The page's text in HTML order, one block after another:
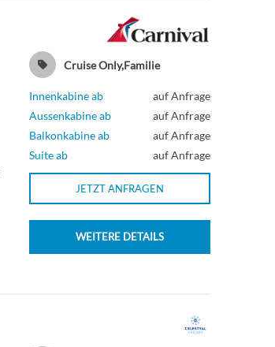
Cruise Only,Familie
Innenkabine ab
auf Anfrage
Aussenkabine ab
auf Anfrage
Balkonkabine ab
auf Anfrage
Suite ab
auf Anfrage
JETZT ANFRAGEN
WEITERE DETAILS